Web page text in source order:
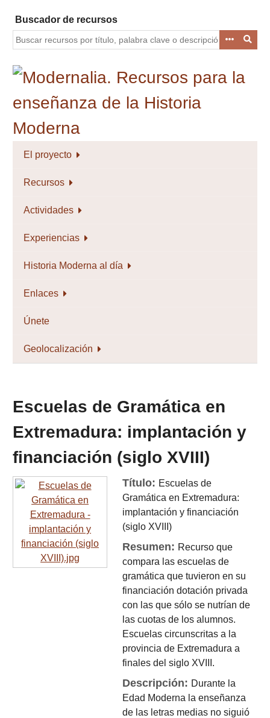
contenido
principal
Buscador de recursos
El proyecto
Recursos
Actividades
Experiencias
Historia Moderna al día
Enlaces
Únete
Geolocalización
Escuelas de Gramática en
Extremadura: implantación y
financiación (siglo XVIII)
Título: Escuelas de
Gramática en Extremadura:
implantación y financiación
(siglo XVIII)
Resumen: Recurso que
compara las escuelas de
gramática que tuvieron en su
financiación dotación privada
con las que sólo se nutrían de
las cuotas de los alumnos.
Escuelas circunscritas a la
provincia de Extremadura a
finales del siglo XVIII.
Descripción: Durante la
Edad Moderna la enseñanza
de las letras medias no siguió